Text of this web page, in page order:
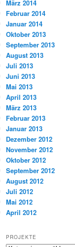
März 2014
Februar 2014
Januar 2014
Oktober 2013
September 2013
August 2013
Juli 2013
Juni 2013
Mai 2013
April 2013
März 2013
Februar 2013
Januar 2013
Dezember 2012
November 2012
Oktober 2012
September 2012
August 2012
Juli 2012
Mai 2012
April 2012
PROJEKTE